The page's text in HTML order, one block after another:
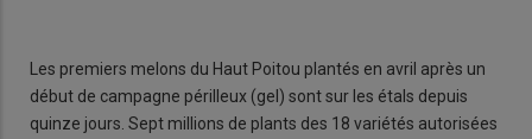
Les premiers melons du Haut Poitou plantés en avril après un
début de campagne périlleux (gel) sont sur les étals depuis
quinze jours. Sept millions de plants des 18 variétés autorisées